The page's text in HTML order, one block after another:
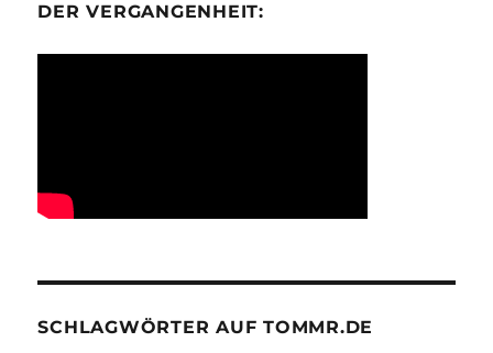
ER VERGANGENHEIT:
SCHLAGWÖRTER AUF TOMMR.DE